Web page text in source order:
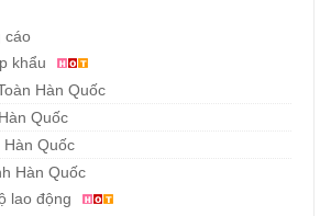
cáo
khẩu
Hàn Quốc
Quốc
Hàn Quốc
Hàn Quốc
lao động